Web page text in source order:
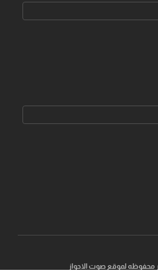
محفوظه لموقع صوت الاحواز